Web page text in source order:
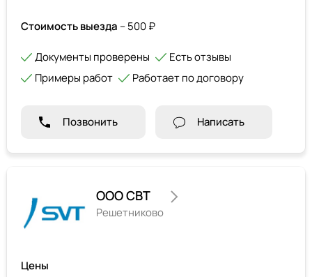
Стоимость выезда – 500 ₽
Документы проверены
Есть отзывы
Примеры работ
Работает по договору
Позвонить Написать
ООО СВТ
Решетниково
Цены